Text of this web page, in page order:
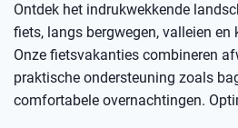
Ontdek het indrukwekkende
fiets, langs bergwegen, valleien en
Onze fietsvakanties combineren
praktische ondersteuning zoals
comfortabele overnachtingen.